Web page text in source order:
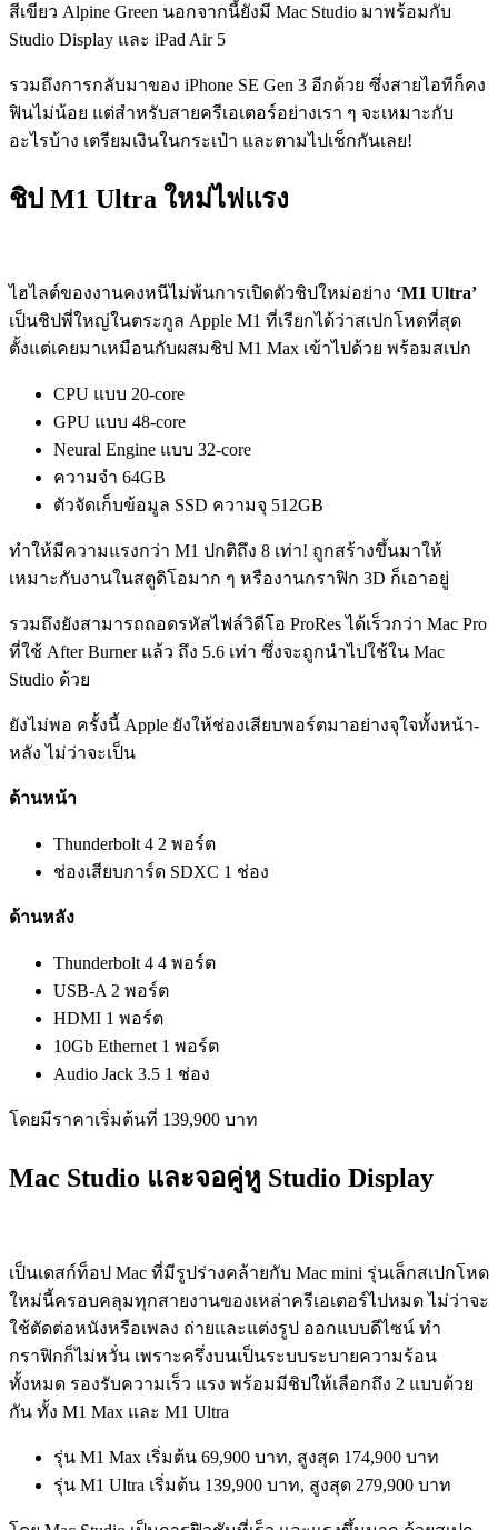
สีเขียว Alpine Green นอกจากนี้ยังมี Mac Studio มาพร้อมกับ
Studio Display และ iPad Air 5
รวมถึงการกลับมาของ iPhone SE Gen 3 อีกด้วย ซึ่งสายไอทีก็คง
ฟินไม่น้อย แต่สำหรับสายครีเอเตอร์อย่างเรา ๆ จะเหมาะกับ
อะไรบ้าง เตรียมเงินในกระเป๋า และตามไปเช็กกันเลย!
ชิป M1 Ultra ใหม่ไฟแรง
ไฮไลต์ของงานคงหนีไม่พ้นการเปิดตัวชิปใหม่อย่าง ‘M1 Ultra’
เป็นชิปพี่ใหญ่ในตระกูล Apple M1 ที่เรียกได้ว่าสเปกโหดที่สุด
ตั้งแต่เคยมาเหมือนกับผสมชิป M1 Max เข้าไปด้วย พร้อมสเปก
CPU แบบ 20-core
GPU แบบ 48-core
Neural Engine แบบ 32-core
ความจำ 64GB
ตัวจัดเก็บข้อมูล SSD ความจุ 512GB
ทำให้มีความแรงกว่า M1 ปกติถึง 8 เท่า! ถูกสร้างขึ้นมาให้
เหมาะกับงานในสตูดิโอมาก ๆ หรืองานกราฟิก 3D ก็เอาอยู่
รวมถึงยังสามารถถอดรหัสไฟล์วิดีโอ ProRes ได้เร็วกว่า Mac Pro
ที่ใช้ After Burner แล้ว ถึง 5.6 เท่า ซึ่งจะถูกนำไปใช้ใน Mac
Studio ด้วย
ยังไม่พอ ครั้งนี้ Apple ยังให้ช่องเสียบพอร์ตมาอย่างจุใจทั้งหน้า-
หลัง ไม่ว่าจะเป็น
ด้านหน้า
Thunderbolt 4 2 พอร์ต
ช่องเสียบการ์ด SDXC 1 ช่อง
ด้านหลัง
Thunderbolt 4 4 พอร์ต
USB-A 2 พอร์ต
HDMI 1 พอร์ต
10Gb Ethernet 1 พอร์ต
Audio Jack 3.5 1 ช่อง
โดยมีราคาเริ่มต้นที่ 139,900 บาท
Mac Studio และจอคู่หู Studio Display
เป็นเดสก์ท็อป Mac ที่มีรูปร่างคล้ายกับ Mac mini รุ่นเล็กสเปกโหด
ใหม่นี้ครอบคลุมทุกสายงานของเหล่าครีเอเตอร์ไปหมด ไม่ว่าจะ
ใช้ตัดต่อหนังหรือเพลง ถ่ายและแต่งรูป ออกแบบดีไซน์ ทำ
กราฟิกก็ไม่หวั่น เพราะครึ่งบนเป็นระบบระบายความร้อน
ทั้งหมด รองรับความเร็ว แรง พร้อมมีชิปให้เลือกถึง 2 แบบด้วย
กัน ทั้ง M1 Max และ M1 Ultra
รุ่น M1 Max เริ่มต้น 69,900 บาท, สูงสุด 174,900 บาท
รุ่น M1 Ultra เริ่มต้น 139,900 บาท, สูงสุด 279,900 บาท